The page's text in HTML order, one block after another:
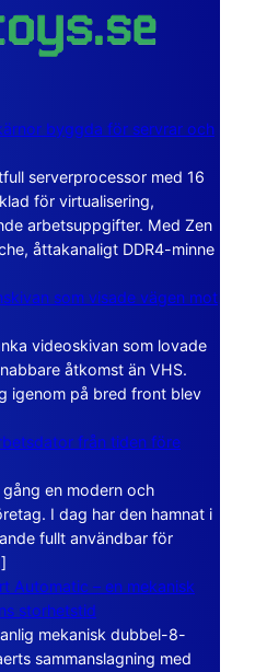
byggda för servrar och
serverprocessor med 16
för virtualisering,
arbetsuppgifter. Med Zen
åttakanaligt DDR4-minne
som visade vägen mot
videoskivan som lovade
åtkomst än VHS.
igenom på bred front blev
från tiden före
en modern och
I dag har den hamnat i
fullt användbar för
Automatic – en mekanisk
storhetstid
mekanisk dubbel-8-
sammanslagning med